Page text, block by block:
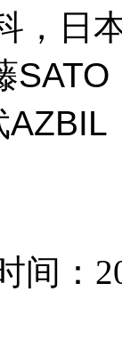
，日
间：